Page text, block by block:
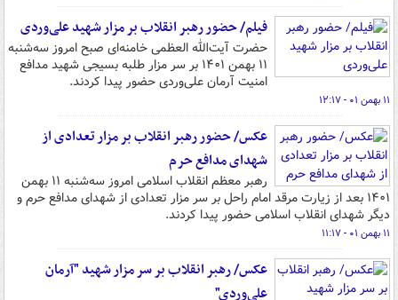
فیلم/ حضور رهبر انقلاب بر مزار شهید علی‌وردی
حضرت آیت‌الله العظمی خامنه‌ای صبح امروز سه‌شنبه
۱۱ بهمن ۱۴۰۱ بر سر مزار طلبه بسیجی شهید مدافع
امنیت آرمان علی‌وردی حضور پیدا کردند.
۱۱ بهمن ۰۱ - ۱۲:۱۷
عکس/ حضور رهبر انقلاب بر مزار تعدادی از
شهدای مدافع حرم
رهبر معظم انقلاب اسلامی امروز سه‌شنبه ۱۱ بهمن
۱۴۰۱ بعد از زیارت مرقد امام راحل بر سر مزار تعدادی از شهدای مدافع حرم و
دیگر شهدای انقلاب اسلامی حضور پیدا کردند.
۱۱ بهمن ۰۱ - ۱۱:۱۷
عکس/ رهبر انقلاب بر سر مزار شهید "آرمان
علی‌وردی"